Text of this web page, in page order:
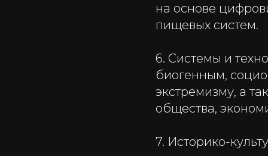
на основе
пищевых систем.
6. Системы и
биогенным,
экстремизму, а
общества,
7. Историко-